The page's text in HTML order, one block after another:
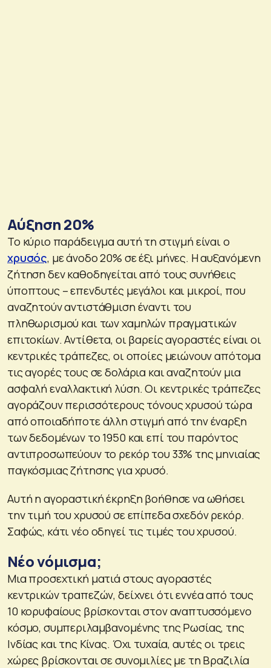
Aύξηση 20%
Το κύριο παράδειγμα αυτή τη στιγμή είναι ο
χρυσός, με άνοδο 20% σε έξι μήνες. Η αυξανόμενη
ζήτηση δεν καθοδηγείται από τους συνήθεις
ύποπτους – επενδυτές μεγάλοι και μικροί, που
αναζητούν αντιστάθμιση έναντι του
πληθωρισμού και των χαμηλών πραγματικών
επιτοκίων. Αντίθετα, οι βαρείς αγοραστές είναι οι
κεντρικές τράπεζες, οι οποίες μειώνουν απότομα
τις αγορές τους σε δολάρια και αναζητούν μια
ασφαλή εναλλακτική λύση. Οι κεντρικές τράπεζες
αγοράζουν περισσότερους τόνους χρυσού τώρα
από οποιαδήποτε άλλη στιγμή από την έναρξη
των δεδομένων το 1950 και επί του παρόντος
αντιπροσωπεύουν το ρεκόρ του 33% της μηνιαίας
παγκόσμιας ζήτησης για χρυσό.
Αυτή η αγοραστική έκρηξη βοήθησε να ωθήσει
την τιμή του χρυσού σε επίπεδα σχεδόν ρεκόρ.
Σαφώς, κάτι νέο οδηγεί τις τιμές του χρυσού.
Νέο νόμισμα;
Μια προσεχτική ματιά στους αγοραστές
κεντρικών τραπεζών, δείχνει ότι εννέα από τους
10 κορυφαίους βρίσκονται στον αναπτυσσόμενο
κόσμο, συμπεριλαμβανομένης της Ρωσίας, της
Ινδίας και της Κίνας. Όχι τυχαία, αυτές οι τρεις
χώρες βρίσκονται σε συνομιλίες με τη Βραζιλία